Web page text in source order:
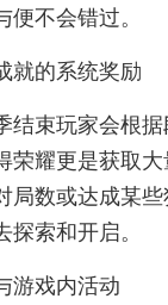
便不会错过。
就的系统奖励
结束玩家会根
荣耀更是获取
局数或达成某
探索和开启。
游戏内活动